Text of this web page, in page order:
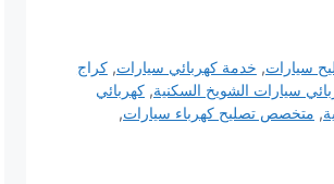
سيارات, خدمة كهربائي سيارات,كراج
سيارات الشويخ السكنية, كهربائي
, متخصص تصليح كهرباء سيارات,